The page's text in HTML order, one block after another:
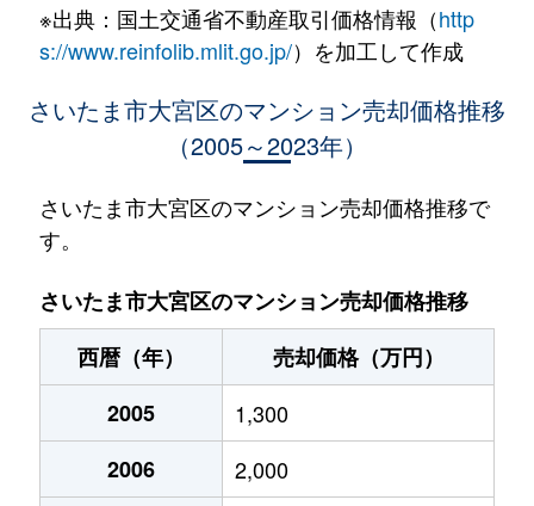
大成町
4,100万円 大宮(埼玉)
徒歩
2,800万円 大宮(埼玉)
大成町
3,900万円 大宮(埼玉)
徒歩
大成町
大成町
4,400万円 鉄道博物館
大成町
3,000万円 鉄道博物館
990万円
上小町
3,000万円 大宮(埼玉)
徒歩
※出典：国土交通省不動産取引価格情報（http
s://www.reinfolib.mlit.go.jp/）を加工して作成
さいたま市大宮区のマンション売却価格推移
（2005～2023年）
さいたま市大宮区のマンション売却価格推移で
す。
さいたま市大宮区のマンション売却価格推移
西暦（年）
売却価格（万円）
2005
1,300
2006
2,000